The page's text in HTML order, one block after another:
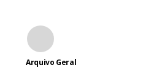
Arquivo Geral